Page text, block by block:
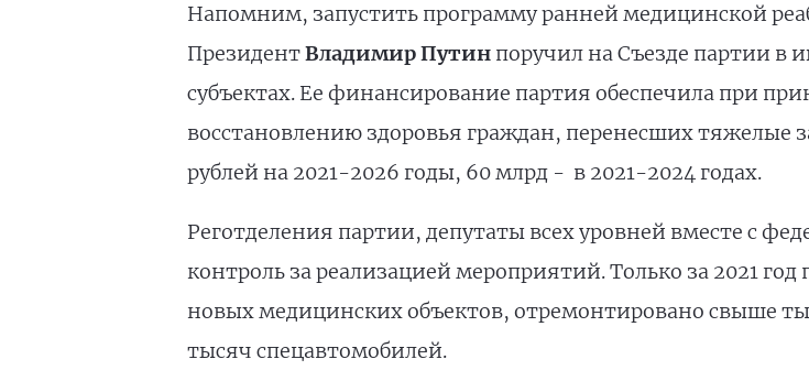
Напомним, запустить программу ранней медицинской
ПрезидентВладимир Путинпоручил на Съезде партии в
субъектах. Ее финансирование партия обеспечила при
восстановлению здоровья граждан, перенесших тяжелые
рублей на 2021-2026 годы, 60 млрд - в 2021-2024 годах.
Реготделения партии, депутаты всех уровней вместе с
контроль за реализацией мероприятий. Только за 2021
новых медицинских объектов, отремонтировано свыше
тысяч спецавтомобилей.